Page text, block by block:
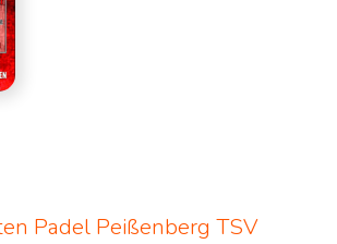
Padel Peißenberg TSV